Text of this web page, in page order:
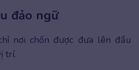
đảo ngữ
nơi chốn được đưa lên đầu
trí.